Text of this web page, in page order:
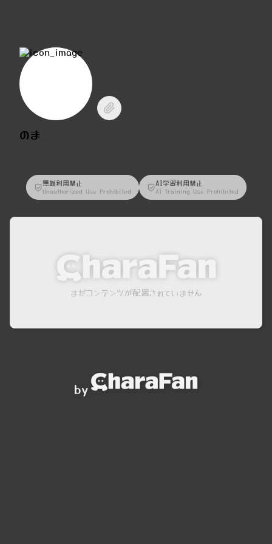
のま
無断利用禁止
Unauthorized Use Prohibited
AI学習利用禁止
AI Training Use Prohibited
まだコンテンツが配置されていません
by